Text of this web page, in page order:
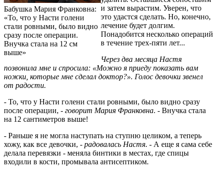
Бабушка Мария Франковна:
«То, что у Насти голени
стали ровными, было видно
сразу после операции.
Внучка стала на 12 см
выше»
и затем вырастим. Уверен, что
это удастся сделать. Но, конечно,
лечение будет долгим.
Понадобится несколько операций
в течение трех-пяти лет...
Через два месяца Настя
позвонила мне и спросила: «Можно я приеду показать вам
ножки, которые мне сделал доктор?». Голос девочки звенел
от радости.
- То, что у Насти голени стали ровными, было видно сразу
после операции, - говорит Мария Франковна. - Внучка стала
на 12 сантиметров выше!
- Раньше я не могла наступать на ступню целиком, а теперь
хожу, как все девочки, - радовалась Настя. - А еще я сама себе
делала перевязки - меняла бинтики в местах, где спицы
входили в кости, промывала антисептиком.